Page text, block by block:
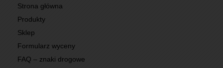
Strona główna
Produkty
Sklep
Formularz wyceny
FAQ – znaki drogowe